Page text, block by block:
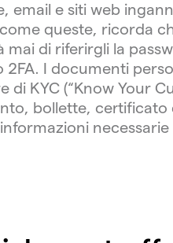
email e siti web
queste, ricorda
di riferirgli la
2FA. I documenti
KYC (“Know Your
bollette, certificato